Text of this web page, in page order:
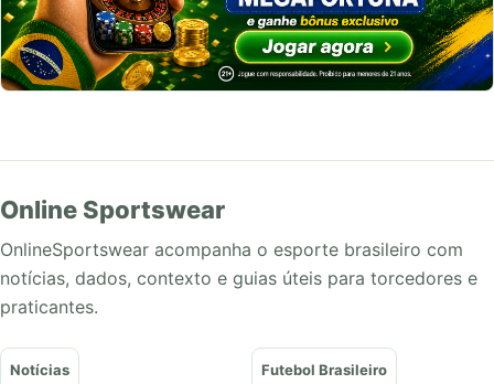
Online Sportswear
OnlineSportswear acompanha o esporte brasileiro com
notícias, dados, contexto e guias úteis para torcedores e
praticantes.
Notícias Futebol Brasileiro